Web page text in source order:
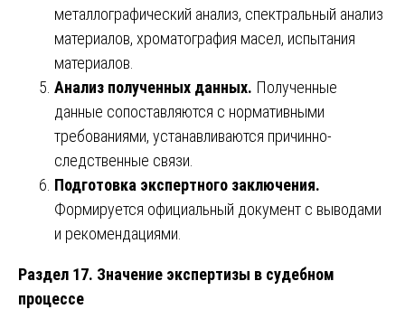
металлографический анализ, спектральный анализ
материалов, хроматография масел, испытания
материалов.
Анализ полученных данных. Полученные
данные сопоставляются с нормативными
требованиями, устанавливаются причинно-
следственные связи.
Подготовка экспертного заключения.
Формируется официальный документ с выводами
и рекомендациями.
Раздел 17. Значение экспертизы в судебном
процессе